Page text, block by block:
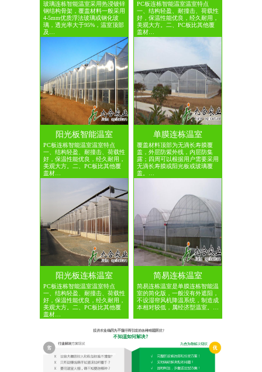
玻璃连栋智能温室采用热浸镀锌
钢结构骨架，覆盖材料一般采用
4-5mm优质浮法玻璃或钢化玻
璃，透光率大于95%，温室顶部
及…
PC板连栋智能温室温室特点
一、结构轻盈、耐撞击、荷载性
好，保温性能优良，经久耐用，
美观大方。二、PC板比其他覆
盖材…
阳光板智能温室
PC板连栋智能温室温室特点
一、结构轻盈、耐撞击、荷载性
好，保温性能优良，经久耐用，
美观大方。二、PC板比其他覆
盖材…
单膜连栋温室
覆盖材料顶部为无滴长寿膜覆
盖，外层防紫外线，内层防集
露；四周可以根据用户需要采用
无滴长寿膜或阳光板或玻璃覆
盖。…
阳光板连栋温室
PC板连栋智能温室温室特点
一、结构轻盈、耐撞击、荷载性
好，保温性能优良，经久耐用，
美观大方。二、PC板比其他覆
盖材…
简易连栋温室
简易连栋温室是单膜连栋智能温
室的简化版，一般没有外遮阳，
不设湿帘风机降温系统，制造成
本相对较低，属经济型温室。…